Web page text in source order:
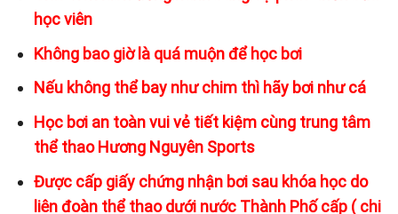
học viên
Không bao giờ là quá muộn để học bơi
Nếu không thể bay như chim thì hãy bơi như cá
Học bơi an toàn vui vẻ tiết kiệm cùng trung tâm
thể thao Hương Nguyên Sports
Được cấp giấy chứng nhận bơi sau khóa học do
liên đoàn thể thao dưới nước Thành Phố cấp ( chi